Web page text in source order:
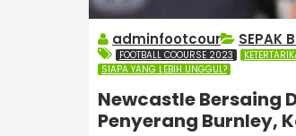
adminfootcour SEPAK
FOOTBALL COOURSE 2023
SIAPA YANG LEBIH UNGGUL?
Newcastle Bersaing
Penyerang Burnley,